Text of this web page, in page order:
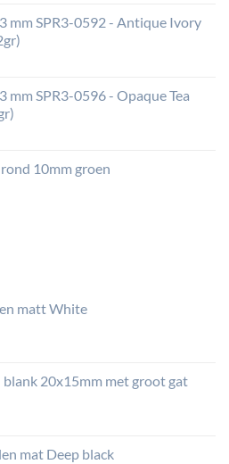
mm SPR3-0592 - Antique Ivory
mm SPR3-0596 - Opaque Tea
10mm groen
matt White
20x15mm met groot gat
mat Deep black